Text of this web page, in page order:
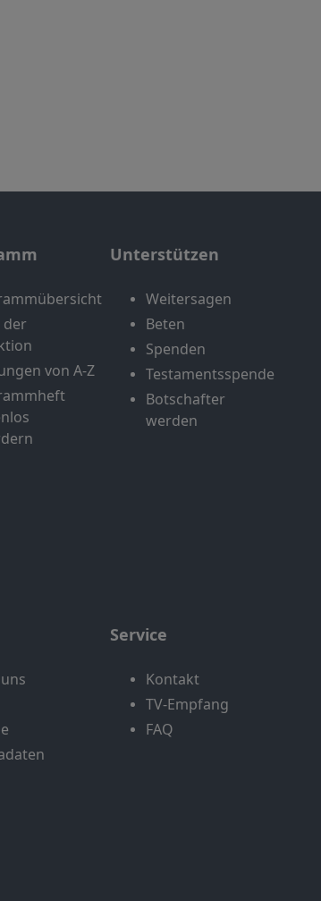
der
von A-Z
Unterstützen
Weitersagen
Beten
Spenden
Testamentsspende
Botschafter
werden
Service
Kontakt
TV-Empfang
FAQ